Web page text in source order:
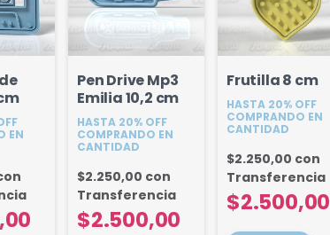
EN
Pen Drive Mp3
Emilia 10,2 cm
HASTA 20% OFF
COMPRANDO EN
CANTIDAD
$2.500,00
$2.250,00 con
Transferencia
Frutilla 8 cm
HASTA 20% OFF
COMPRANDO EN
CANTIDAD
$2.500,00
$2.250,00 con
Transferencia